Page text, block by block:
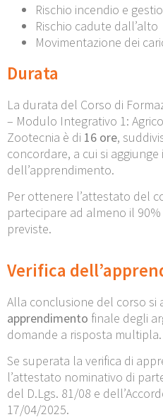
Rischio incendio e
Rischio cadute dall’alto
Movimentazione dei
Durata
La durata del Corso di
– Modulo Integrativo 1:
Zootecnia è di 16 ore,
concordare, a cui si
dell’apprendimento.
Per ottenere l’attestato del
partecipare ad almeno il
previste.
Verifica
Alla conclusione del corso si
apprendimento finale degli
domande a risposta multipla.
Se superata la verifica di
l’attestato nominativo di
del D.Lgs. 81/08 e
17/04/2025.